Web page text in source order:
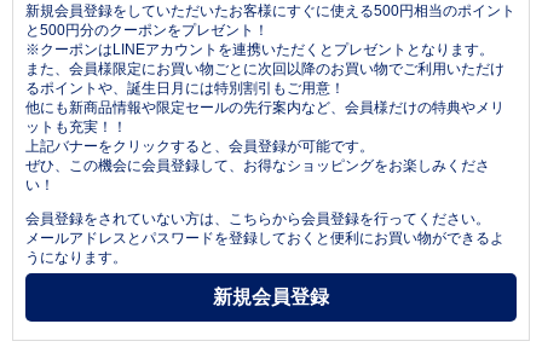
新規会員登録をしていただいたお客様にすぐに使える500円相当のポイント
と500円分のクーポンをプレゼント！
※クーポンはLINEアカウントを連携いただくとプレゼントとなります。
また、会員様限定にお買い物ごとに次回以降のお買い物でご利用いただけ
るポイントや、誕生日月には特別割引もご用意！
他にも新商品情報や限定セールの先行案内など、会員様だけの特典やメリ
ットも充実！！
上記バナーをクリックすると、会員登録が可能です。
ぜひ、この機会に会員登録して、お得なショッピングをお楽しみくださ
い！
会員登録をされていない方は、こちらから会員登録を行ってください。
メールアドレスとパスワードを登録しておくと便利にお買い物ができるよ
うになります。